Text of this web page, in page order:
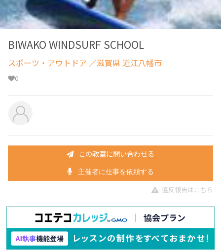
BIWAKO WINDSURF SCHOOL
スポーツ・アウトドア ／滋賀県 近江八幡市
0
この教室に問い合わせる
主催者に仕事を依頼する
違反報告はこちら